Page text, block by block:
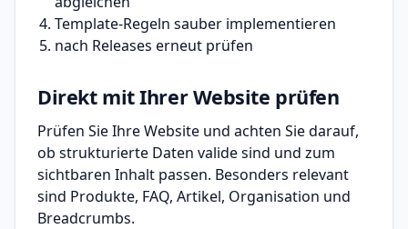
Template-Regeln sauber implementieren
nach Releases erneut prüfen
Direkt mit Ihrer Website prüfen
Prüfen Sie Ihre Website und achten Sie darauf,
ob strukturierte Daten valide sind und zum
sichtbaren Inhalt passen. Besonders relevant
sind Produkte, FAQ, Artikel, Organisation und
Breadcrumbs.